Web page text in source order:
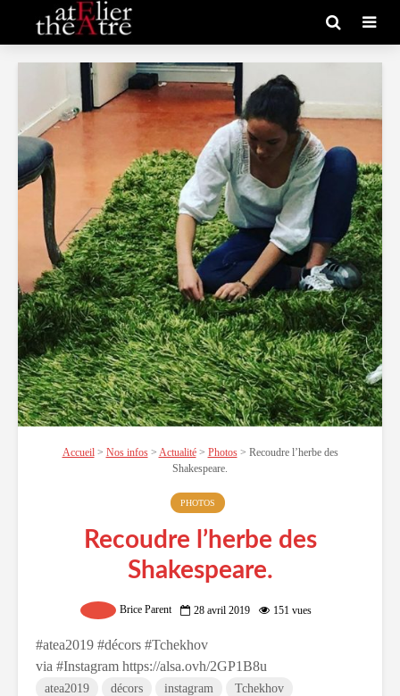
Accueil> Nos infos> Actualité> Photos> Recoudre l’herbe des
Shakespeare.
PHOTOS
Recoudre l’herbe des
Shakespeare.
Brice Parent 28 avril 2019 151 vues
#atea2019 #décors #Tchekhov
via #Instagram https://alsa.ovh/2GP1B8u
atea2019 décors instagram Tchekhov